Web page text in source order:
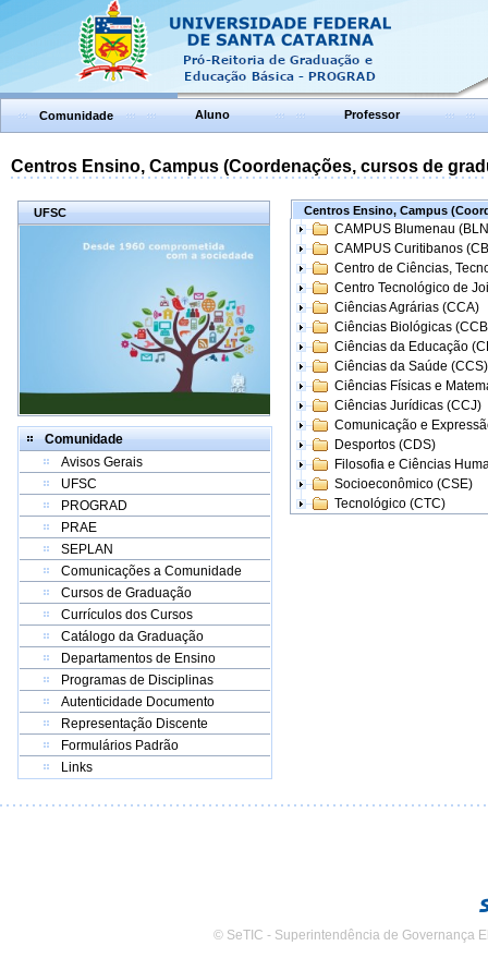
Comunidade Aluno Professor
Centros Ensino, Campus (Coordenações, cursos de
UFSC
Comunidade
Avisos Gerais
UFSC
PROGRAD
PRAE
SEPLAN
Comunicações a Comunidade
Cursos de Graduação
Currículos dos Cursos
Catálogo da Graduação
Departamentos de Ensino
Programas de Disciplinas
Autenticidade Documento
Representação Discente
Formulários Padrão
Links
Centros Ensino, Campus
CAMPUS Blumenau
CAMPUS Curitibanos
Centro de Ciências,
Centro Tecnológico de
Ciências Agrárias (CCA)
Ciências Biológicas
Ciências da Educação
Ciências da Saúde (CCS)
Ciências Físicas e
Ciências Jurídicas (CCJ)
Comunicação e
Desportos (CDS)
Filosofia e Ciências
Socioeconômico (CSE)
Tecnológico (CTC)
© SeTIC - Superintendência de Governança